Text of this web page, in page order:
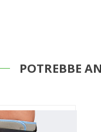
POTREBBE